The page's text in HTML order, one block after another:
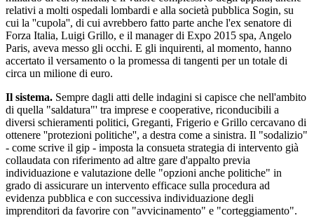
relativi a molti ospedali lombardi e alla società pubblica Sogin, su
cui la ''cupola'', di cui avrebbero fatto parte anche l'ex senatore di
Forza Italia, Luigi Grillo, e il manager di Expo 2015 spa, Angelo
Paris, aveva messo gli occhi. E gli inquirenti, al momento, hanno
accertato il versamento o la promessa di tangenti per un totale di
circa un milione di euro.
Il sistema. Sempre dagli atti delle indagini si capisce che nell'ambito
di quella "saldatura"' tra imprese e cooperative, riconducibili a
diversi schieramenti politici, Greganti, Frigerio e Grillo cercavano di
ottenere ''protezioni politiche'', a destra come a sinistra. Il "sodalizio"
- come scrive il gip - imposta la consueta strategia di intervento già
collaudata con riferimento ad altre gare d'appalto previa
individuazione e valutazione delle "opzioni anche politiche" in
grado di assicurare un intervento efficace sulla procedura ad
evidenza pubblica e con successiva individuazione degli
imprenditori da favorire con "avvicinamento" e "corteggiamento".